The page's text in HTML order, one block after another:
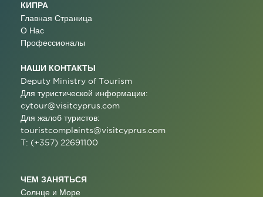
КИПРА
Главная Страница
О Нас
Профессионалы
НАШИ КОНТАКТЫ
Deputy Ministry of Tourism
Для туристической информации:
cytour@visitcyprus.com
Для жалоб туристов:
touristcomplaints@visitcyprus.com
T: (+357) 22691100
ЧЕМ ЗАНЯТЬСЯ
Солнце и Море